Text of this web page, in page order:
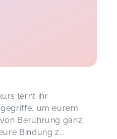
lernt ihr
um eurem
Berührung ganz
Bindung z...